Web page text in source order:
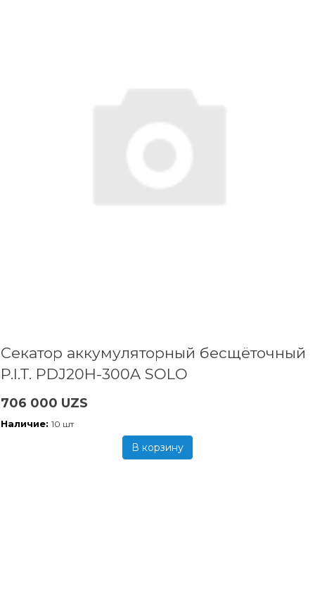
Секатор аккумуляторный бесщёточный
P.I.T. PDJ20H-300A SOLO
706 000 UZS
Наличие: 10 шт
В корзину